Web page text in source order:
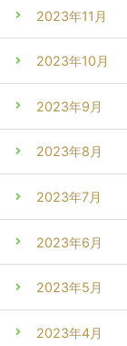
2023年11月
2023年10月
2023年9月
2023年8月
2023年7月
2023年6月
2023年5月
2023年4月